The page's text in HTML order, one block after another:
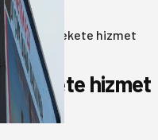
memlekete hizmet
hizmet